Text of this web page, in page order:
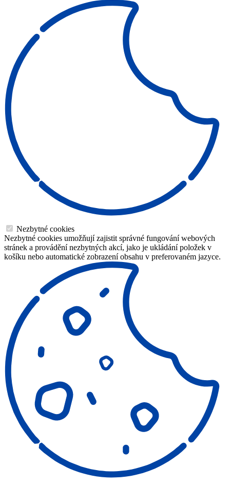
Nezbytné cookies
Nezbytné cookies umožňují zajistit správné fungování webových
stránek a provádění nezbytných akcí, jako je ukládání položek v
košíku nebo automatické zobrazení obsahu v preferovaném jazyce.